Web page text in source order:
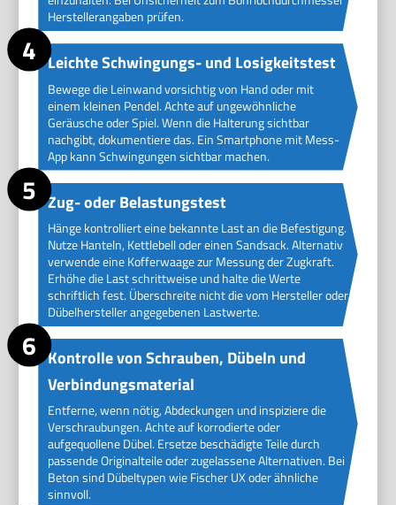
Herstellerangaben prüfen.
Leichte Schwingungs- und Losigkeitstest
Bewege die Leinwand vorsichtig von Hand oder mit
einem kleinen Pendel. Achte auf ungewöhnliche
Geräusche oder Spiel. Wenn die Halterung sichtbar
nachgibt, dokumentiere das. Ein Smartphone mit Mess-
App kann Schwingungen sichtbar machen.
Zug- oder Belastungstest
Hänge kontrolliert eine bekannte Last an die Befestigung.
Nutze Hanteln, Kettlebell oder einen Sandsack. Alternativ
verwende eine Kofferwaage zur Messung der Zugkraft.
Erhöhe die Last schrittweise und halte die Werte
schriftlich fest. Überschreite nicht die vom Hersteller oder
Dübelhersteller angegebenen Lastwerte.
Kontrolle von Schrauben, Dübeln und
Verbindungsmaterial
Entferne, wenn nötig, Abdeckungen und inspiziere die
Verschraubungen. Achte auf korrodierte oder
aufgequollene Dübel. Ersetze beschädigte Teile durch
passende Originalteile oder zugelassene Alternativen. Bei
Beton sind Dübeltypen wie Fischer UX oder ähnliche
sinnvoll.